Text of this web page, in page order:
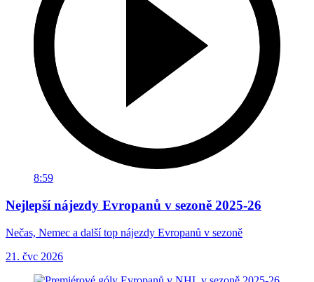
8:59
Nejlepší nájezdy Evropanů v sezoně 2025-26
Nečas, Nemec a další top nájezdy Evropanů v sezoně
21. čvc 2026